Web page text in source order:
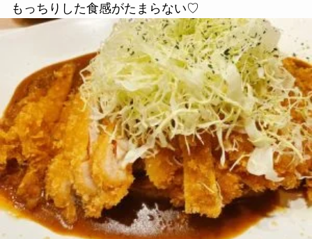
もっちりした食感がたまらない♡